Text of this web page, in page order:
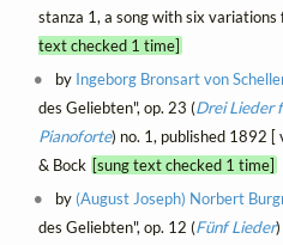
stanza 1, a song with six variations
text checked 1 time]
by Ingeborg Bronsart von
des Geliebten", op. 23 (Drei Lieder
Pianoforte) no. 1, published 1892 [
& Bock [sung text checked 1 time]
by (August Joseph) Norbert
des Geliebten", op. 12 (Fünf Lieder